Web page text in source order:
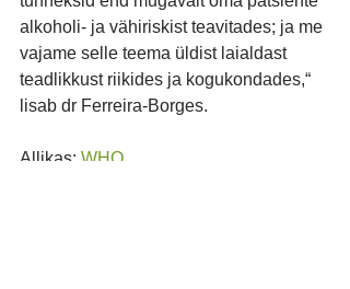
alkoholi- ja vähiriskist teavitades; ja me
vajame selle teema üldist laialdast
teadlikkust riikides ja kogukondades,“
lisab dr Ferreira-Borges.
Allikas: WHO